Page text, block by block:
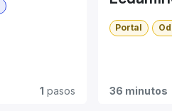
1 pasos
Portal
36 minutos